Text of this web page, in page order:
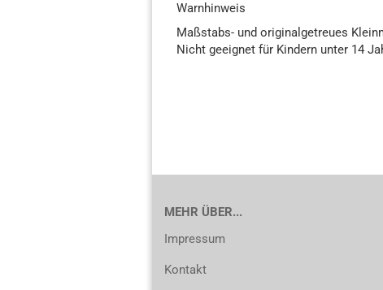
Warnhinweis
Maßstabs- und originalgetreues
Nicht geeignet für Kindern unter 14
MEHR ÜBER...
Impressum
Kontakt